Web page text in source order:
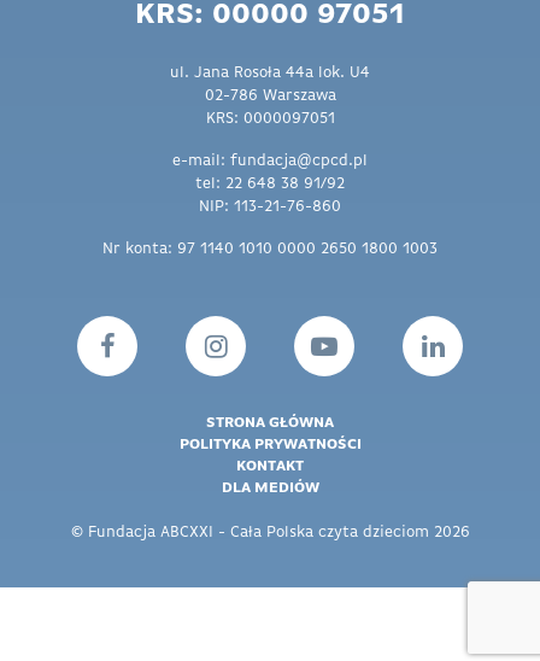
KRS: 00000 97051
ul. Jana Rosoła 44a lok. U4
02-786 Warszawa
KRS: 0000097051
e-mail: fundacja@cpcd.pl
tel: 22 648 38 91/92
NIP: 113-21-76-860
Nr konta: 97 1140 1010 0000 2650 1800 1003
© Fundacja ABCXXI - Cała Polska czyta dzieciom 2026
STRONA GŁÓWNA
POLITYKA PRYWATNOŚCI
KONTAKT
DLA MEDIÓW